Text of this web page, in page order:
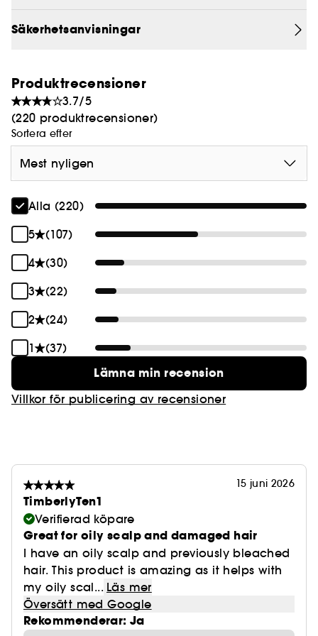
Säkerhetsanvisningar
Produktrecensioner
3.7/5
(220 produktrecensioner)
Sortera efter
Mest nyligen
Alla (220)
5
(107)
4
(30)
3
(22)
2
(24)
1
(37)
Lämna min recension
Villkor för publicering av recensioner
15 juni 2026
TimberlyTen1
Verifierad köpare
Great for oily scalp and damaged hair
I have an oily scalp and previously bleached
hair. This product is amazing as it helps with
my oily scal... Läs mer
Översätt med Google
Rekommenderar: Ja